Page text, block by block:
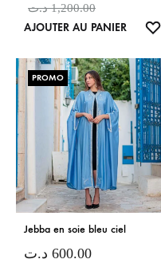
1,200.00 د.ت
AJOUTER AU PANIER
PROMO
Jebba en soie bleu ciel
600.00 د.ت